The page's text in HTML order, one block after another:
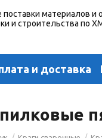
материалов и
и строительства по
и доставка